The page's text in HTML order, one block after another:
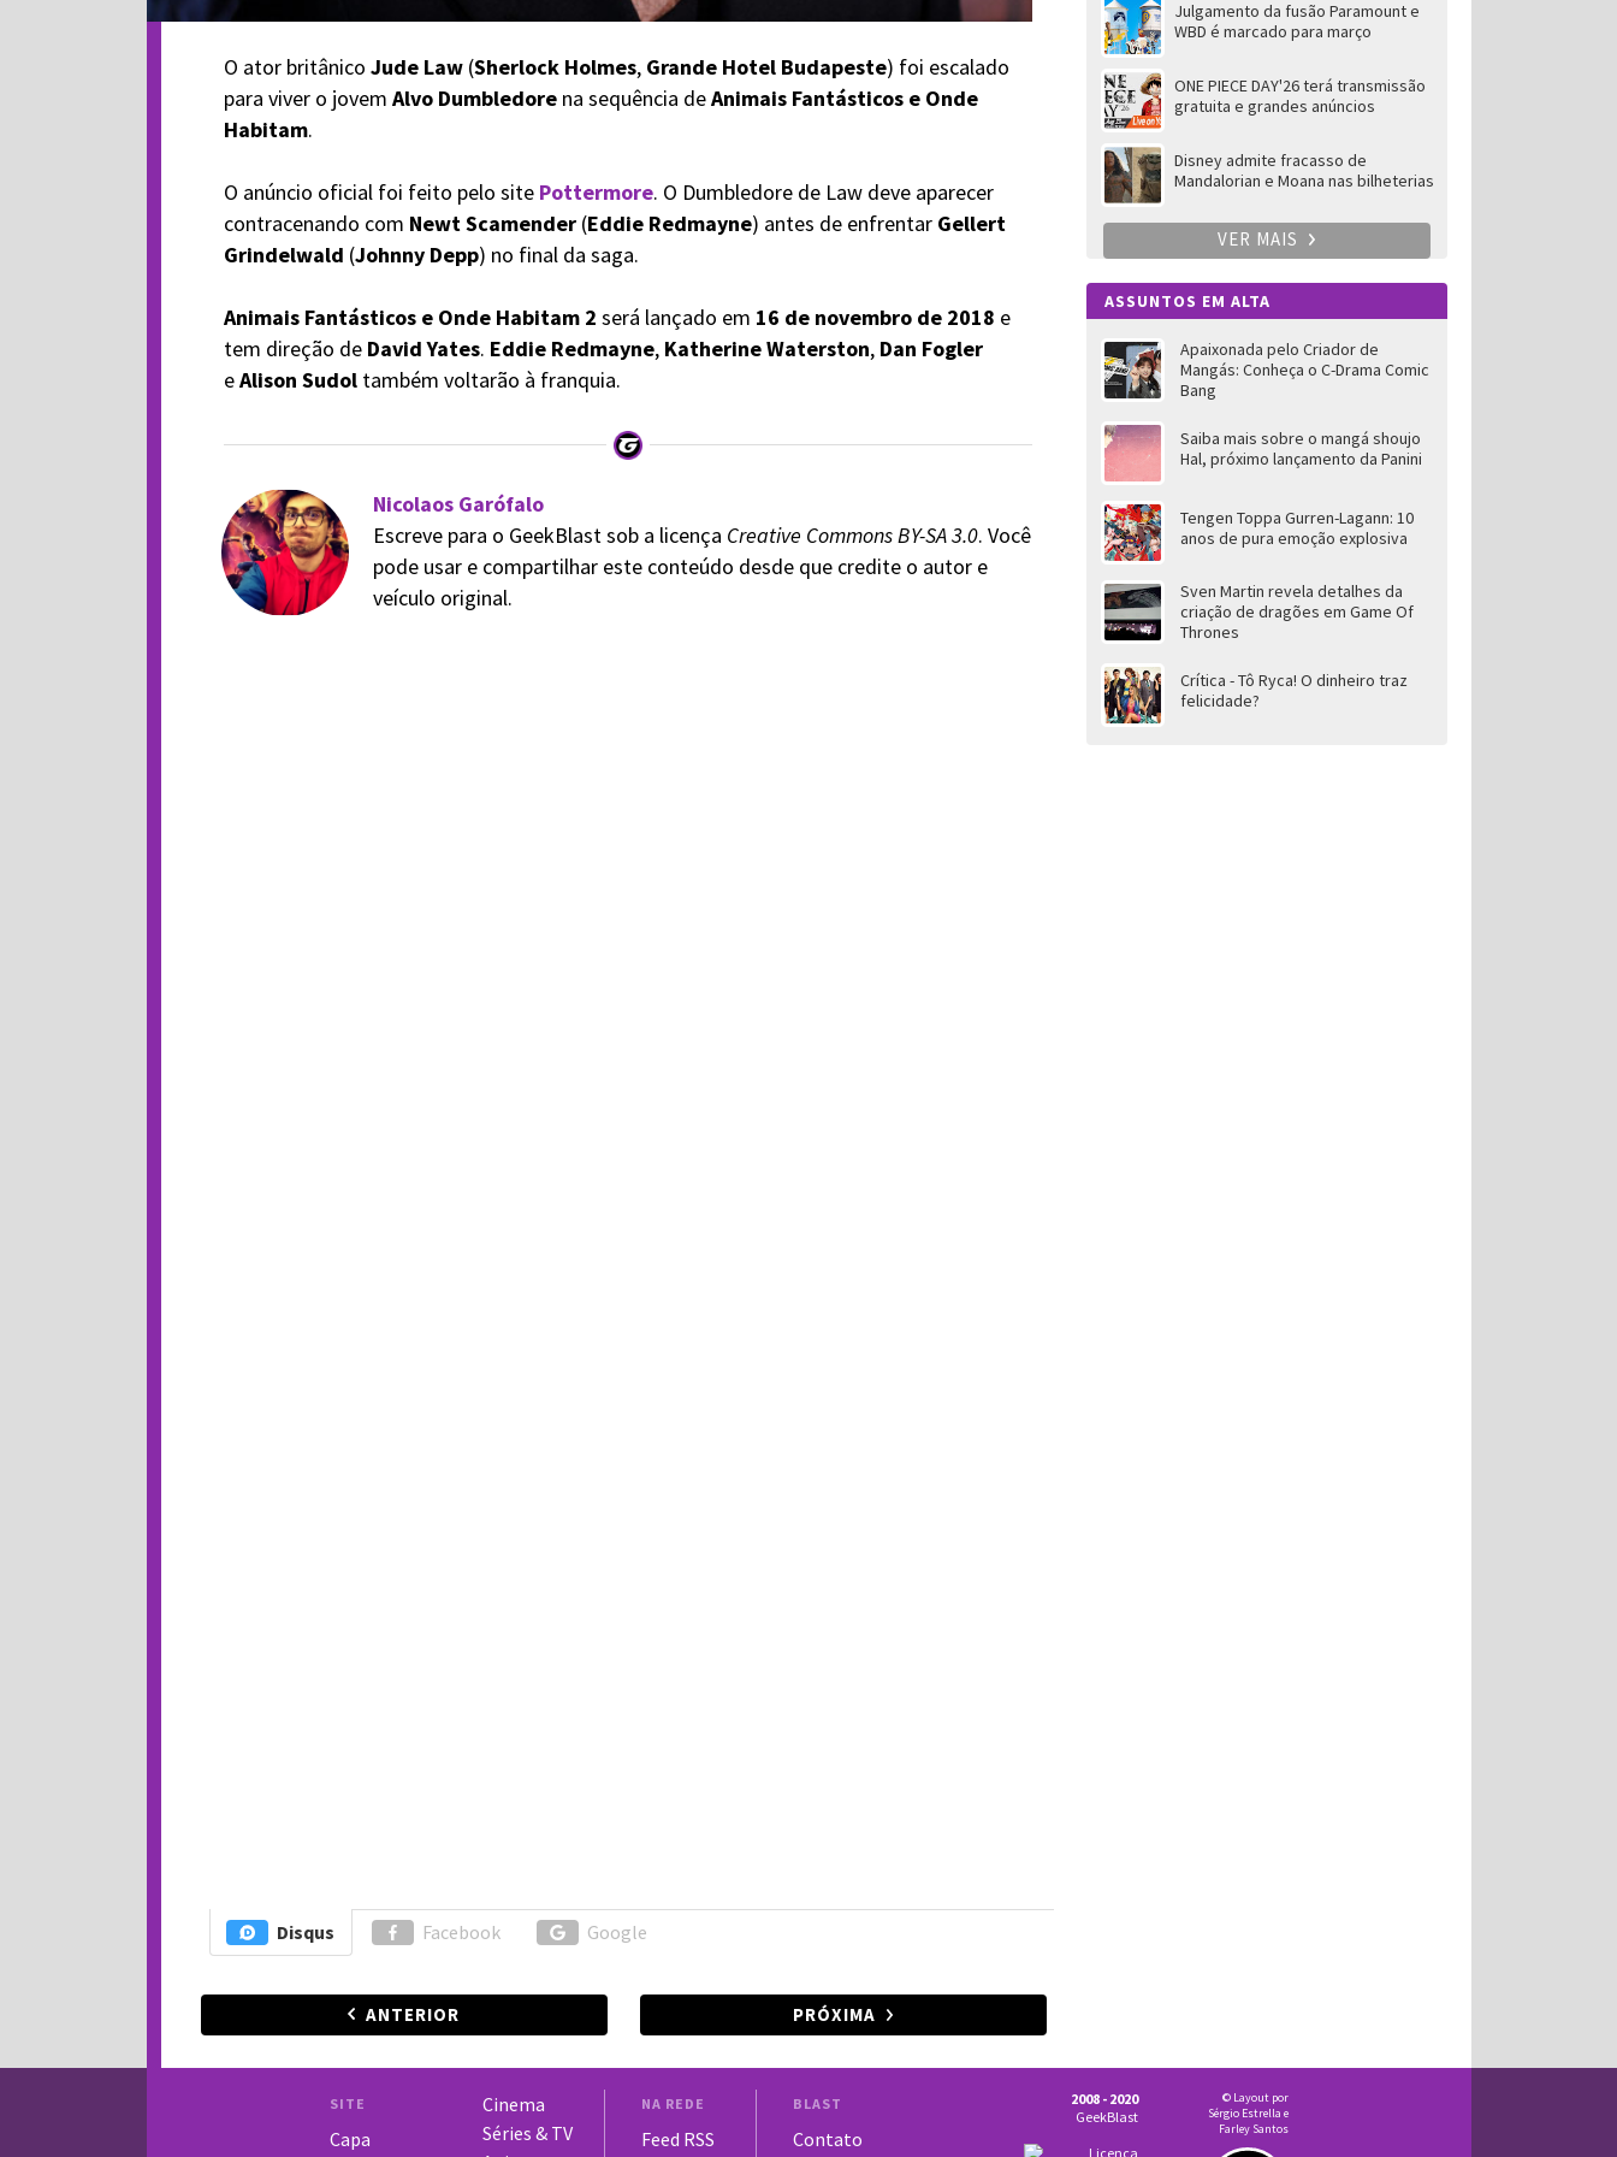
O ator britânico Jude Law(Sherlock Holmes, Grande Hotel Budapeste) foi escalado
para viver o jovem Alvo Dumbledorena sequência deAnimais Fantásticos e Onde
Habitam.
O anúncio oficial foi feito pelo site Pottermore. O Dumbledore de Law deve aparecer
contracenando com Newt Scamender(Eddie Redmayne) antes de enfrentar Gellert
Grindelwald (Johnny Depp) no final da saga.
Animais Fantásticos e Onde Habitam 2 será lançado em 16 de novembro de 2018 e
tem direção de David Yates. Eddie Redmayne, Katherine Waterston, Dan Fogler
eAlison Sudol também voltarão à franquia.
Nicolaos Garófalo
Escreve para o GeekBlast sob a licença Creative Commons BY-SA 3.0. Você
pode usar e compartilhar este conteúdo desde que credite o autor e
veículo original.
Disqus Facebook Google
ANTERIOR PRÓXIMA
Julgamento da fusão Paramount e
WBD é marcado para março
ONE PIECE DAY'26 terá transmissão
gratuita e grandes anúncios
Disney admite fracasso de
Mandalorian e Moana nas bilheterias
VER MAIS
ASSUNTOS EM ALTA
Apaixonada pelo Criador de
Mangás: Conheça o C-Drama Comic
Bang
Saiba mais sobre o mangá shoujo
Hal, próximo lançamento da Panini
Tengen Toppa Gurren-Lagann: 10
anos de pura emoção explosiva
Sven Martin revela detalhes da
criação de dragões em Game Of
Thrones
Crítica - Tô Ryca! O dinheiro traz
felicidade?
SITE
Capa
Cinema
Séries & TV
NA REDE
Feed RSS
BLAST
Contato
© Layout por
Sérgio Estrella e
Farley Santos
2008 - 2020
GeekBlast